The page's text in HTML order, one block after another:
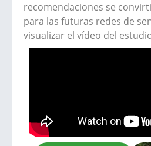
recomendaciones se
para las futuras redes de
visualizar el vídeo del